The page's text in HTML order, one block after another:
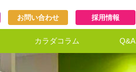
お問い合わせ 採用情報
カラダコラム Q&A